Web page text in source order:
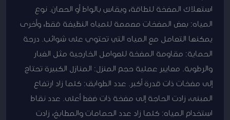
استهلاك المضخة للطاقة، ويقاس بالواط أو الحصان. نوع
المياه: بعض المضخات مصممة للمياه النظيفة فقط، وأخرى
يمكنها التعامل مع المياه التي تحتوي على شوائب. درجة
الحماية: مقاومة المضخة للعوامل الخارجية مثل الغبار
والرطوبة. معايير عملية حجم المنزل: المنازل الكبيرة تحتاج
إلى مضخات ذات قدرة أكبر. عدد الطوابق: كلما زاد ارتفاع
المبنى، زادت الحاجة إلى مضخة ذات ضغط أعلى. عدد نقاط
استخدام المياه: كلما زاد عدد الحمامات والمطابخ، زادت